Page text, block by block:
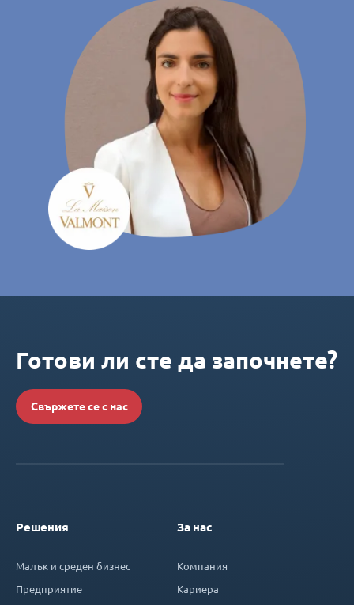
Готови ли сте да започнете?
Свържете се с нас
Решения
Малък и среден бизнес
Предприятие
За нас
Компания
Кариера